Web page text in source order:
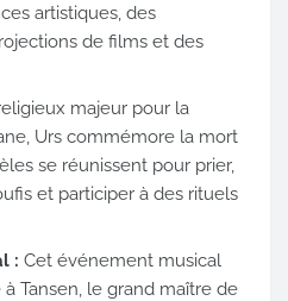
artistiques, des
de films et des
majeur pour la
Urs commémore la mort
se réunissent pour prier,
et participer à des rituels
: Cet événement musical
Tansen, le grand maître de